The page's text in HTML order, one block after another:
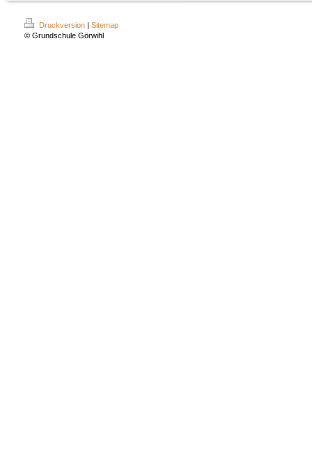
Druckversion | Sitemap
© Grundschule Görwihl